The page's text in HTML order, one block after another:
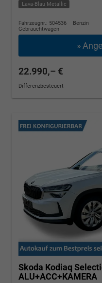
Lava-Blau Metallic
Fahrzeugnr.: 504536
Benzin
Gebrauchtwagen
»
22.990,– €
Differenzbesteuert
Skoda Kodiaq
ALU+ACC+KAMERA